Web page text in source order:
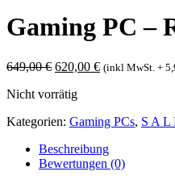
Gaming PC –
649,00€ Ursprünglicher
war:
620,00 €Aktueller
(inkl MwSt. +
Nicht vorrätig
Kategorien: Gaming PCs, S A L
Beschreibung
Bewertungen (0)